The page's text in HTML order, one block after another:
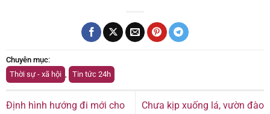
Chuyên mục:
Thời sự - xã hội , Tin tức 24h
Định hình hướng đi mới cho
Chưa kịp xuống lá, vườn đào